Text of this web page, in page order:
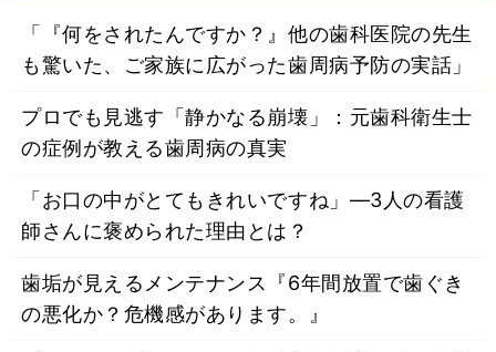
「『何をされたんですか？』他の歯科医院の先生
も驚いた、ご家族に広がった歯周病予防の実話」
プロでも見逃す「静かなる崩壊」：元歯科衛生士
の症例が教える歯周病の真実
「お口の中がとてもきれいですね」―3人の看護
師さんに褒められた理由とは？
歯垢が見えるメンテナンス『6年間放置で歯ぐき
の悪化か？危機感があります。』